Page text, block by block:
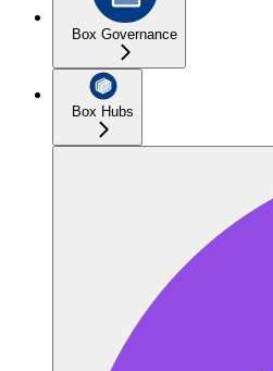
Box Governance
Box Hubs